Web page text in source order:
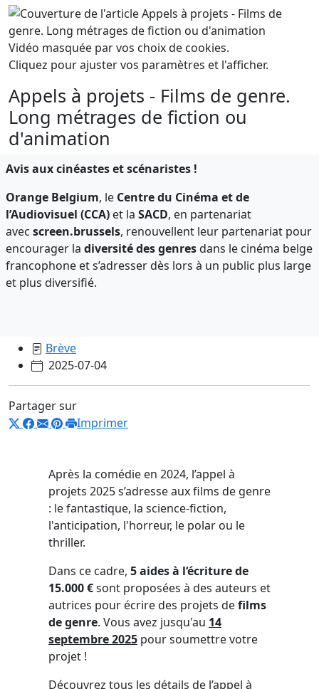
Vidéo masquée par vos choix de cookies.
Cliquez pour ajuster vos paramètres et l'afficher.
Appels à projets - Films de genre.
Long métrages de fiction ou
d'animation
Avis aux cinéastes et scénaristes !
Orange Belgium, le Centre du Cinéma et de
l’Audiovisuel (CCA) et la SACD, en partenariat
avec screen.brussels, renouvellent leur partenariat pour
encourager la diversité des genresdans le cinéma belge
francophone et s’adresser dès lors à un public plus large
et plus diversifié.
Brève
2025-07-04
Partager sur
Imprimer
Après la comédie en 2024, l’appel à
projets 2025 s’adresse aux films de genre
: le fantastique, la science-fiction,
l'anticipation, l'horreur, le polar ou le
thriller.
Dans ce cadre, 5 aides à l‘écriture de
15.000 €sont proposées à des auteurs et
autrices pour écrire des projets defilms
de genre. Vous avez jusqu'au 14
septembre 2025 pour soumettre votre
projet !
Découvrez tous les détails de l’appel à